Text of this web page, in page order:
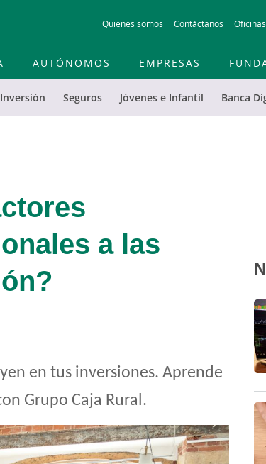
to
contentt
Quienes somos Contáctanos
Seguros Jóvenes e Infantil Banca
AUTÓNOMOS EMPRESAS
a las
en tus inversiones. Aprende
Grupo Caja Rural.